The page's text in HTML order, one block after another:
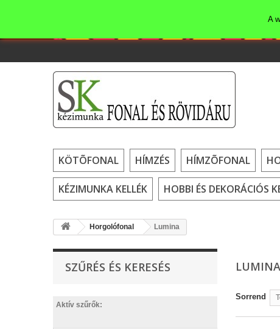
KÖTÕFONAL HÍMZÉS HÍMZÕFONAL
KÉZIMUNKA KELLÉK HOBBI ÉS DEKORÁCIÓS
Horgolófonal Lumina
SZŰRÉS ÉS KERESÉS
Aktív szűrők:
LUMINA
Sorrend
A